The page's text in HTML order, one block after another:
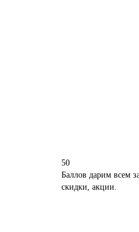
50
Баллов дарим всем
скидки, акции.